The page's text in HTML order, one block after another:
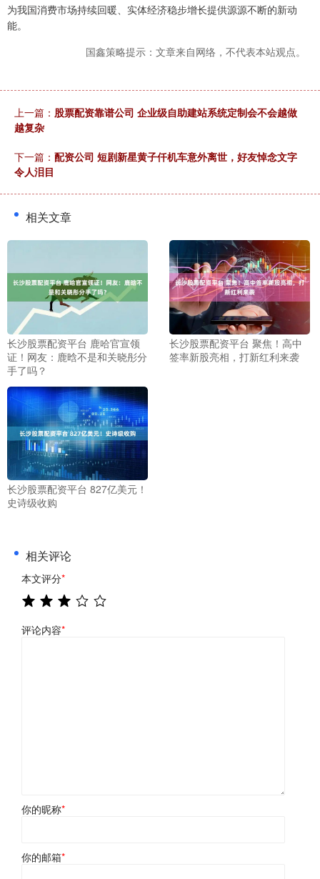
为我国消费市场持续回暖、实体经济稳步增长提供源源不断的新动
能。
国鑫策略提示：文章来自网络，不代表本站观点。
上一篇： 股票配资靠谱公司 企业级自助建站系统定制会不会越做
越复杂
下一篇： 配资公司 短剧新星黄子仟机车意外离世，好友悼念文字
令人泪目
相关文章
长沙股票配资平台 鹿哈官宣领
证！网友：鹿晗不是和关晓彤分
手了吗？
长沙股票配资平台 聚焦！高中
签率新股亮相，打新红利来袭
长沙股票配资平台 827亿美元！
史诗级收购
相关评论
本文评分*
评论内容*
你的昵称*
你的邮箱*